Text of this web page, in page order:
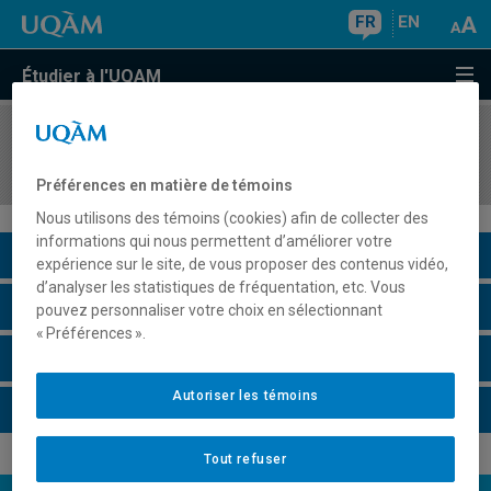
FR EN
Étudier à l'UQAM
COURS//
Description du cours
Horaire - Été 2026
Préférences en matière de témoins
Nous utilisons des témoins (cookies) afin de collecter des
informations qui nous permettent d’améliorer votre
expérience sur le site, de vous proposer des contenus vidéo,
d’analyser les statistiques de fréquentation, etc. Vous
pouvez personnaliser votre choix en sélectionnant
« Préférences ».
Tout refuser
Autoriser les témoins